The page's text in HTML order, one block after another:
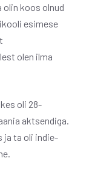
koos olnud
esimese
olen ilma
oli 28-
aktsendiga.
ja ta oli indie-